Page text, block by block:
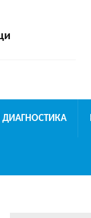
ДИАГНОСТИКА